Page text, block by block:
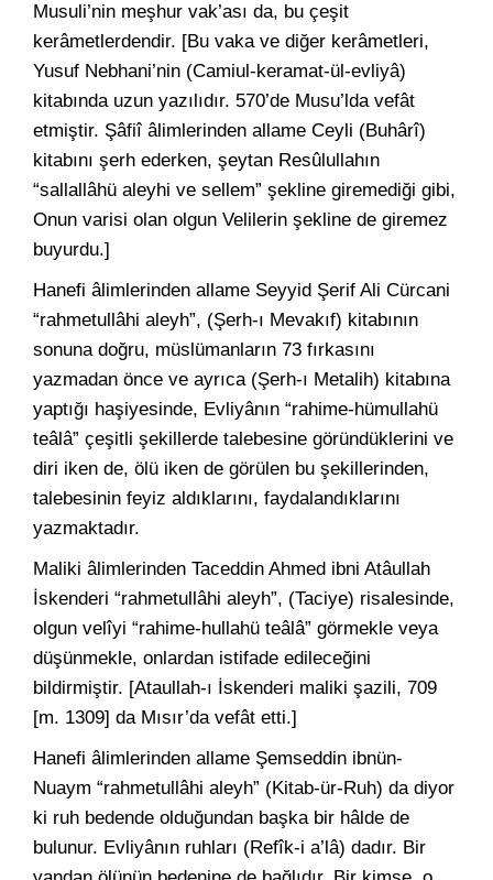
Musuli’nin meşhur vak’ası da, bu çeşit
kerâmetlerdendir. [Bu vaka ve diğer kerâmetleri,
Yusuf Nebhani’nin (Camiul-keramat-ül-evliyâ)
kitabında uzun yazılıdır. 570’de Musu’lda vefât
etmiştir. Şâfiî âlimlerinden allame Ceyli (Buhârî)
kitabını şerh ederken, şeytan Resûlullahın
“sallallâhü aleyhi ve sellem” şekline giremediği gibi,
Onun varisi olan olgun Velilerin şekline de giremez
buyurdu.]
Hanefi âlimlerinden allame Seyyid Şerif Ali Cürcani
“rahmetullâhi aleyh”, (Şerh-ı Mevakıf) kitabının
sonuna doğru, müslümanların 73 fırkasını
yazmadan önce ve ayrıca (Şerh-ı Metalih) kitabına
yaptığı haşiyesinde, Evliyânın “rahime-hümullahü
teâlâ” çeşitli şekillerde talebesine göründüklerini ve
diri iken de, ölü iken de görülen bu şekillerinden,
talebesinin feyiz aldıklarını, faydalandıklarını
yazmaktadır.
Maliki âlimlerinden Taceddin Ahmed ibni Atâullah
İskenderi “rahmetullâhi aleyh”, (Taciye) risalesinde,
olgun velîyi “rahime-hullahü teâlâ” görmekle veya
düşünmekle, onlardan istifade edileceğini
bildirmiştir. [Ataullah-ı İskenderi maliki şazili, 709
[m. 1309] da Mısır’da vefât etti.]
Hanefi âlimlerinden allame Şemseddin ibnün-
Nuaym “rahmetullâhi aleyh” (Kitab-ür-Ruh) da diyor
ki ruh bedende olduğundan başka bir hâlde de
bulunur. Evliyânın ruhları (Refîk-i a’lâ) dadır. Bir